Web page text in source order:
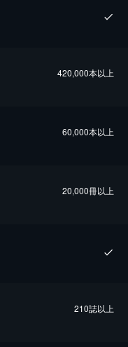
420,000本以上
60,000本以上
20,000冊以上
210誌以上